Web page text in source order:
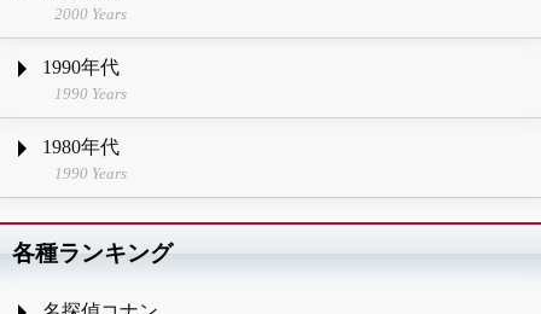
2000 Years
1990年代
1990 Years
1980年代
1990 Years
各種ランキング